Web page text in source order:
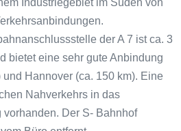
Industriegebiet im Süden von
der A 7 ist ca. 3
bietet eine sehr gute Anbindung
Hannover (ca. 150 km). Eine
Nahverkehrs in das
vorhanden. Der S- Bahnhof